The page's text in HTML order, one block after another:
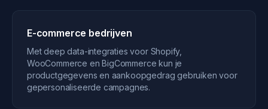
E-commerce bedrijven
Met deep data-integraties voor Shopify,
WooCommerce en BigCommerce kun je
productgegevens en aankoopgedrag gebruiken voor
gepersonaliseerde campagnes.